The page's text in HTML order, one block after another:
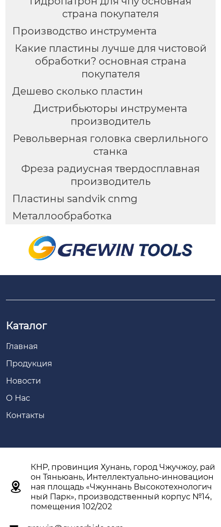
страна покупателя
Производство инструмента
Какие пластины лучше для чистовой
обработки? основная страна
покупателя
Дешево сколько пластин
Дистрибьюторы инструмента
производитель
Револьверная головка сверлильного
станка
Фреза радиусная твердосплавная
производитель
Пластины sandvik cnmg
Металлообработка
Каталог
Главная
Продукция
Новости
О Hас
Контакты

КНР, провинция Хунань, город Чжучжоу, рай
он Тяньюань, Интеллектуально-инновацион
ная площадь «Чжуннань Высокотехнологич
ный Парк», производственный корпус №14,
помещения 102/202